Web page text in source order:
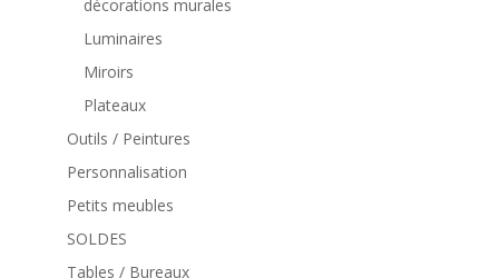
décorations murales
Luminaires
Miroirs
Plateaux
Outils / Peintures
Personnalisation
Petits meubles
SOLDES
Tables / Bureaux